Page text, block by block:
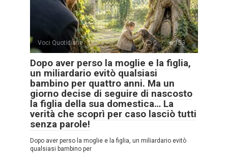
Voci Quotidiane 0 153
Dopo aver perso la moglie e la figlia,
un miliardario evitò qualsiasi
bambino per quattro anni. Ma un
giorno decise di seguire di nascosto
la figlia della sua domestica… La
verità che scoprì per caso lasciò tutti
senza parole!
Dopo aver perso la moglie e la figlia, un miliardario evitò
qualsiasi bambino per